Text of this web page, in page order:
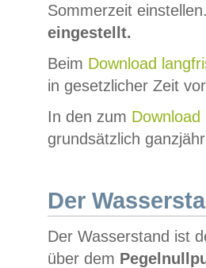
Sommerzeit
eingestellt.
Beim Download
in gesetzlicher Zeit
In den zum Download
grundsätzlich
Der
Der Wasserstand ist
über dem